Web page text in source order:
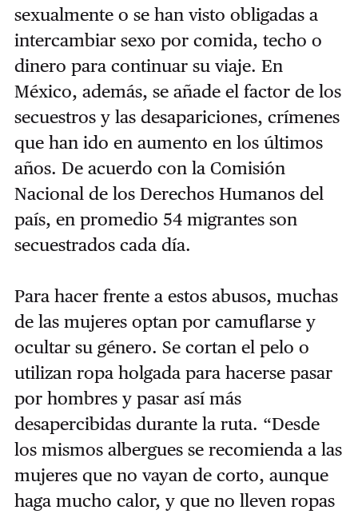
sexualmente o se han visto obligadas a
intercambiar sexo por comida, techo o
dinero para continuar su viaje. En
México, además, se añade el factor de los
secuestros y las desapariciones, crímenes
que han ido en aumento en los últimos
años. De acuerdo con la Comisión
Nacional de los Derechos Humanos del
país, en promedio 54 migrantes son
secuestrados cada día.
Para hacer frente a estos abusos, muchas
de las mujeres optan por camuflarse y
ocultar su género. Se cortan el pelo o
utilizan ropa holgada para hacerse pasar
por hombres y pasar así más
desapercibidas durante la ruta. “Desde
los mismos albergues se recomienda a las
mujeres que no vayan de corto, aunque
haga mucho calor, y que no lleven ropas